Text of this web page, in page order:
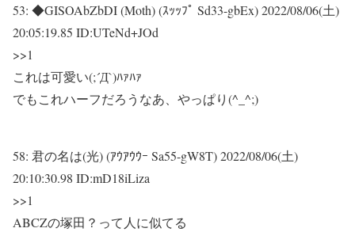
53: ◆GISOAbZbDI (Moth) (ｽｯｯﾌﾟ Sd33-gbEx)2022/08/06(土)
20:05:19.85 ID:UTeNd+JOd
>>1
これは可愛い(;´Д`)ﾊｧﾊｧ
でもこれハーフだろうなあ、やっぱり(^_^;)
58: 君の名は(光) (ｱｳｱｳｳｰ Sa55-gW8T)2022/08/06(土)
20:10:30.98 ID:mD18iLiza
>>1
ABCZの塚田？って人に似てる